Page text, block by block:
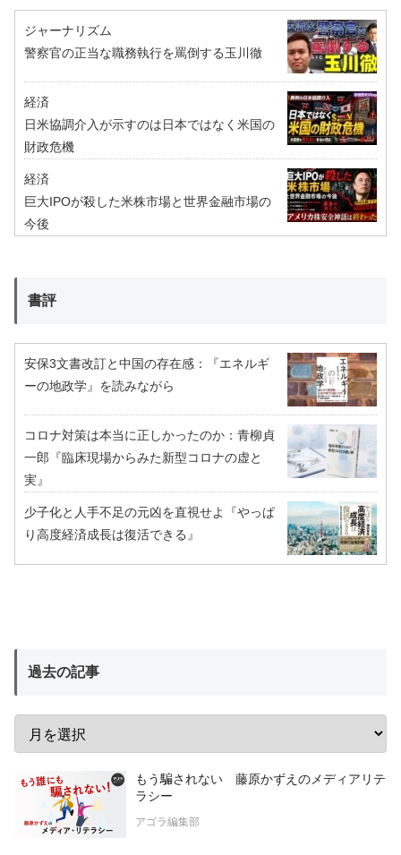
ジャーナリズム
警察官の正当な職務執行を罵倒する玉川徹
経済
日米協調介入が示すのは日本ではなく米国の
財政危機
経済
巨大IPOが殺した米株市場と世界金融市場の
今後
書評
安保3文書改訂と中国の存在感：『エネルギ
ーの地政学』を読みながら
コロナ対策は本当に正しかったのか：青柳貞
一郎『臨床現場からみた新型コロナの虚と
実』
少子化と人手不足の元凶を直視せよ『やっぱ
り高度経済成長は復活できる』
過去の記事
もう騙されない 藤原かずえのメディアリテ
ラシー
アゴラ編集部